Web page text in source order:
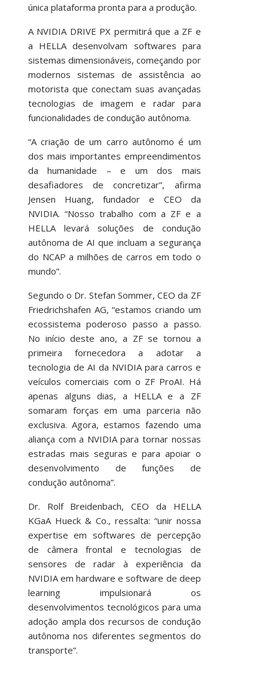
única plataforma pronta para a produção.
A NVIDIA DRIVE PX permitirá que a ZF e
a HELLA desenvolvam softwares para
sistemas dimensionáveis, começando por
modernos sistemas de assistência ao
motorista que conectam suas avançadas
tecnologias de imagem e radar para
funcionalidades de condução autônoma.
“A criação de um carro autônomo é um
dos mais importantes empreendimentos
da humanidade – e um dos mais
desafiadores de concretizar”, afirma
Jensen Huang, fundador e CEO da
NVIDIA. “Nosso trabalho com a ZF e a
HELLA levará soluções de condução
autônoma de AI que incluam a segurança
do NCAP a milhões de carros em todo o
mundo”.
Segundo o Dr. Stefan Sommer, CEO da ZF
Friedrichshafen AG, “estamos criando um
ecossistema poderoso passo a passo.
No início deste ano, a ZF se tornou a
primeira fornecedora a adotar a
tecnologia de AI da NVIDIA para carros e
veículos comerciais com o ZF ProAI. Há
apenas alguns dias, a HELLA e a ZF
somaram forças em uma parceria não
exclusiva. Agora, estamos fazendo uma
aliança com a NVIDIA para tornar nossas
estradas mais seguras e para apoiar o
desenvolvimento de funções de
condução autônoma”.
Dr. Rolf Breidenbach, CEO da HELLA
KGaA Hueck & Co., ressalta: “unir nossa
expertise em softwares de percepção
de câmera frontal e tecnologias de
sensores de radar à experiência da
NVIDIA em hardware e software de deep
learning impulsionará os
desenvolvimentos tecnológicos para uma
adoção ampla dos recursos de condução
autônoma nos diferentes segmentos do
transporte”.